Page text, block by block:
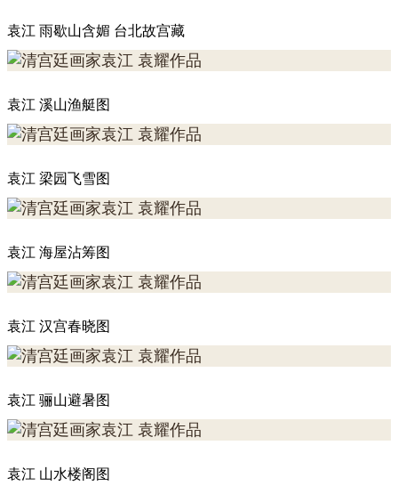
袁江 雨歇山含媚 台北故宫藏
袁江 溪山渔艇图
袁江 梁园飞雪图
袁江 海屋沾筹图
袁江 汉宫春晓图
袁江 骊山避暑图
袁江 山水楼阁图